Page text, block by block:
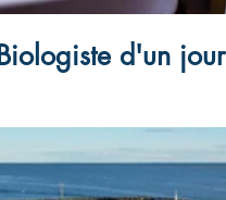
Biologiste d'un jour